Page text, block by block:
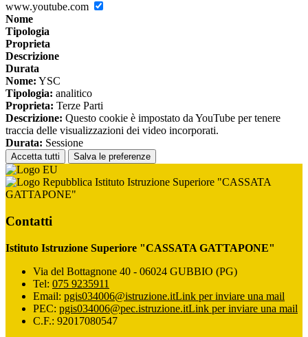
www.youtube.com
Nome
Tipologia
Proprieta
Descrizione
Durata
Nome: YSC
Tipologia: analitico
Proprieta: Terze Parti
Descrizione: Questo cookie è impostato da YouTube per tenere
traccia delle visualizzazioni dei video incorporati.
Durata: Sessione
Accetta tutti Salva le preferenze
Istituto Istruzione Superiore "CASSATA
GATTAPONE"
Contatti
Istituto Istruzione Superiore "CASSATA GATTAPONE"
Via del Bottagnone 40 - 06024 GUBBIO (PG)
Tel: 075 9235911
Email: pgis034006@istruzione.itLink per inviare una mail
PEC: pgis034006@pec.istruzione.itLink per inviare una mail
C.F.: 92017080547